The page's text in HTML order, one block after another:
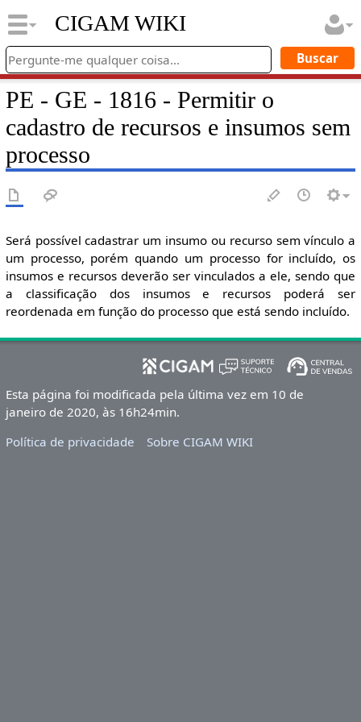
CIGAM WIKI
PE - GE - 1816 - Permitir o
cadastro de recursos e insumos sem
processo
Será possível cadastrar um insumo ou recurso sem vínculo a
um processo, porém quando um processo for incluído, os
insumos e recursos deverão ser vinculados a ele, sendo que
a classificação dos insumos e recursos poderá ser
reordenada em função do processo que está sendo incluído.
Esta página foi modificada pela última vez em 10 de
janeiro de 2020, às 16h24min.
Política de privacidade
Sobre CIGAM WIKI